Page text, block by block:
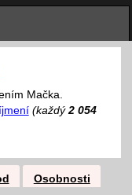
Mačka.
(každý2 054
Osobnosti